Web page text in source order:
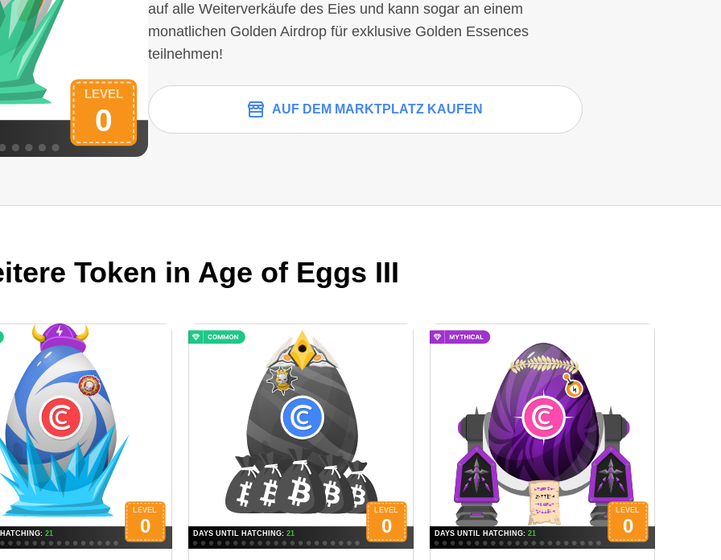
auf alle Weiterverkäufe des Eies und kann sogar an einem
monatlichen Golden Airdrop für exklusive Golden Essences
teilnehmen!
AUF DEM MARKTPLATZ KAUFEN
Token in Age of Eggs III